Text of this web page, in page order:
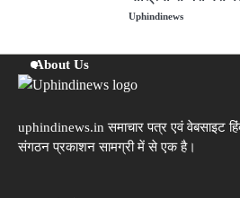
घायल
Uphindinews
1
लखनऊ : KGMU में
Uphindinews
2
अगर आप खा रहे
कही मिलावटी न हो,
About Us
uphindinews.in समाचार पत्र एवं वेबसाइट
संगठन प्रकाशन सामग्री में से एक है।